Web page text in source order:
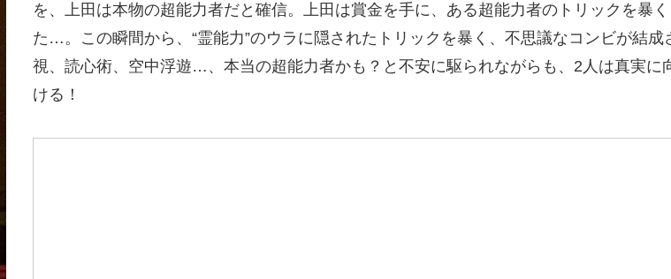
を、上田は本物の超能力者だと確信。上田は賞金を手に、ある超能力者のトリックを暴
た…。この瞬間から、“霊能力”のウラに隠されたトリックを暴く、不思議なコンビが結成
視、読心術、空中浮遊…、本当の超能力者かも？と不安に駆られながらも、2人は真実に
ける！